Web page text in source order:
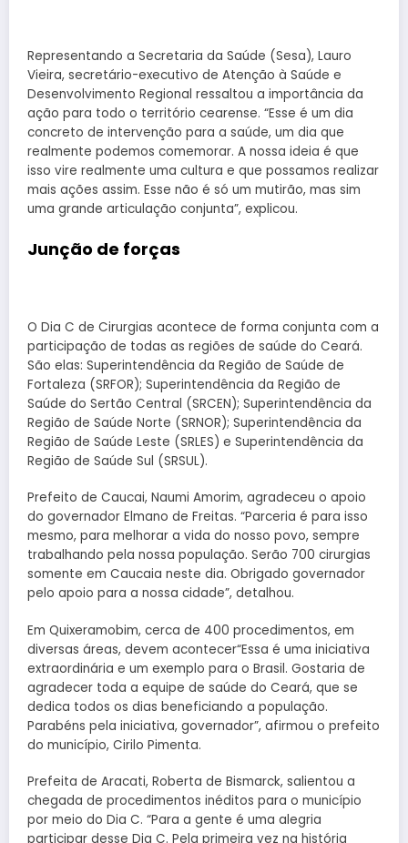
Representando a Secretaria da Saúde (Sesa), Lauro
Vieira, secretário-executivo de Atenção à Saúde e
Desenvolvimento Regional ressaltou a importância da
ação para todo o território cearense. “Esse é um dia
concreto de intervenção para a saúde, um dia que
realmente podemos comemorar. A nossa ideia é que
isso vire realmente uma cultura e que possamos realizar
mais ações assim. Esse não é só um mutirão, mas sim
uma grande articulação conjunta”, explicou.
Junção de forças
O Dia C de Cirurgias acontece de forma conjunta com a
participação de todas as regiões de saúde do Ceará.
São elas: Superintendência da Região de Saúde de
Fortaleza (SRFOR); Superintendência da Região de
Saúde do Sertão Central (SRCEN); Superintendência da
Região de Saúde Norte (SRNOR); Superintendência da
Região de Saúde Leste (SRLES) e Superintendência da
Região de Saúde Sul (SRSUL).
Prefeito de Caucai, Naumi Amorim, agradeceu o apoio
do governador Elmano de Freitas. “Parceria é para isso
mesmo, para melhorar a vida do nosso povo, sempre
trabalhando pela nossa população. Serão 700 cirurgias
somente em Caucaia neste dia. Obrigado governador
pelo apoio para a nossa cidade”, detalhou.
Em Quixeramobim, cerca de 400 procedimentos, em
diversas áreas, devem acontecer“Essa é uma iniciativa
extraordinária e um exemplo para o Brasil. Gostaria de
agradecer toda a equipe de saúde do Ceará, que se
dedica todos os dias beneficiando a população.
Parabéns pela iniciativa, governador”, afirmou o prefeito
do município, Cirilo Pimenta.
Prefeita de Aracati, Roberta de Bismarck, salientou a
chegada de procedimentos inéditos para o município
por meio do Dia C. “Para a gente é uma alegria
participar desse Dia C. Pela primeira vez na história